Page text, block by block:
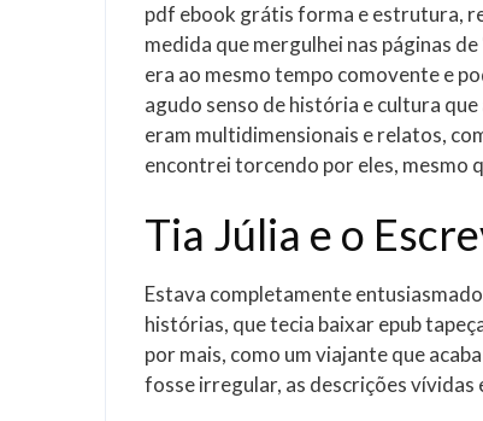
pdf ebook grátis forma e estrutura,
medida que mergulhei nas páginas
era ao mesmo tempo comovente e
agudo senso de história e cultura
eram multidimensionais e relatos,
encontrei torcendo por eles, mesmo
Tia Júlia e o
Estava completamente
histórias, que tecia baixar epub
por mais, como um viajante que
fosse irregular, as descrições